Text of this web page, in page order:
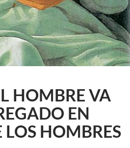
HOMBRE VA
EN
HOMBRES